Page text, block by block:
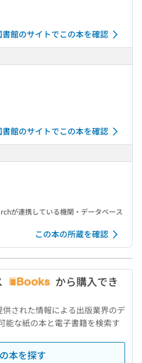
館のサイトでこの本を確認
館のサイトでこの本を確認
が連携している機関・データベース
この本の所蔵を確認
から購入でき
供された情報による出版業界のデ
能な紙の本と電子書籍を検索す
本を探す